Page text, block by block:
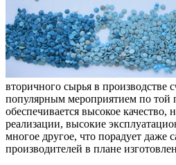
вторичного сырья в производстве
популярным мероприятием по той
обеспечивается высокое качество,
реализации, высокие
многое другое, что порадует даже
производителей в плане